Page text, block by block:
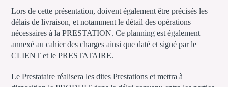
Lors de cette présentation, doivent également être précisés les
délais de livraison, et notamment le détail des opérations
nécessaires à la PRESTATION. Ce planning est également
annexé au cahier des charges ainsi que daté et signé par le
CLIENT et le PRESTATAIRE.
Le Prestataire réalisera les dites Prestations et mettra à